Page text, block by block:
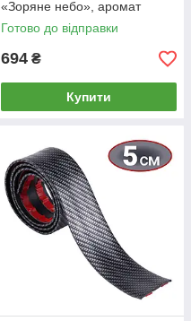
«Зоряне небо», аромат
Османтус, з підсвіткою, Type-
C, 5 режимів, автодифузор 3-
Готово до відправки
694 ₴
Купити